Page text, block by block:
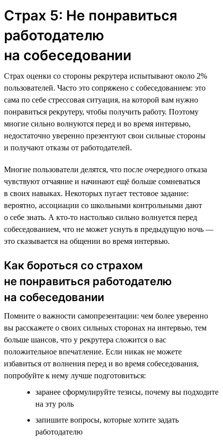
Страх 5: Не понравиться
работодателю
на собеседовании
Страх оценки со стороны рекрутера испытывают около 2%
пользователей. Часто это сопряжено с собеседованием: это
сама по себе стрессовая ситуация, на которой вам нужно
понравиться рекрутеру, чтобы получить работу. Поэтому
многие сильно волнуются перед и во время интервью,
недостаточно уверенно презентуют свои сильные стороны
и получают отказы от работодателей.
Многие пользователи делятся, что после очередного отказа
чувствуют отчаяние и начинают ещё больше сомневаться
в своих навыках. Некоторых пугает тестовое задание:
вероятно, ассоциации со школьными контрольными дают
о себе знать. А кто-то настолько сильно волнуется перед
собеседованием, что не может уснуть в предыдущую ночь —
это сказывается на общении во время интервью.
Как бороться со страхом
не понравиться работодателю
на собеседовании
Помните о важности самопрезентации: чем более уверенно
вы расскажете о своих сильных сторонах на интервью, тем
больше шансов, что у рекрутера сложится о вас
положительное впечатление. Если никак не можете
избавиться от волнения перед и во время собеседования,
попробуйте к нему лучше подготовиться:
заранее сформулируйте тезисы, почему вы подходите
на эту роль
запишите вопросы, которые хотите задать
работодателю